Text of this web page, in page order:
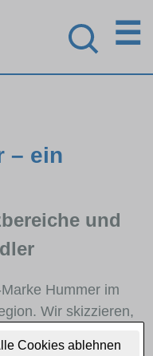
Cookies ablehnen
☰
– ein
und
Hummer im
Wir skizzieren,
stark vertreten